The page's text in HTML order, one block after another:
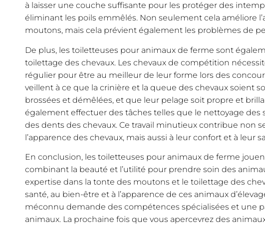
à laisser une couche suffisante pour les protéger des
éliminant les poils emmêlés. Non seulement cela améliore
moutons, mais cela prévient également les problèmes de
De plus, les toiletteuses pour animaux de ferme sont
toilettage des chevaux. Les chevaux de compétition
régulier pour être au meilleur de leur forme lors des
veillent à ce que la crinière et la queue des chevaux soient
brossées et démêlées, et que leur pelage soit propre et
également effectuer des tâches telles que le nettoyage des
des dents des chevaux. Ce travail minutieux contribue non
l’apparence des chevaux, mais aussi à leur confort et à leur
En conclusion, les toiletteuses pour animaux de ferme
combinant la beauté et l’utilité pour prendre soin des
expertise dans la tonte des moutons et le toilettage des
santé, au bien-être et à l’apparence de ces animaux
méconnu demande des compétences spécialisées et une
animaux. La prochaine fois que vous apercevrez des